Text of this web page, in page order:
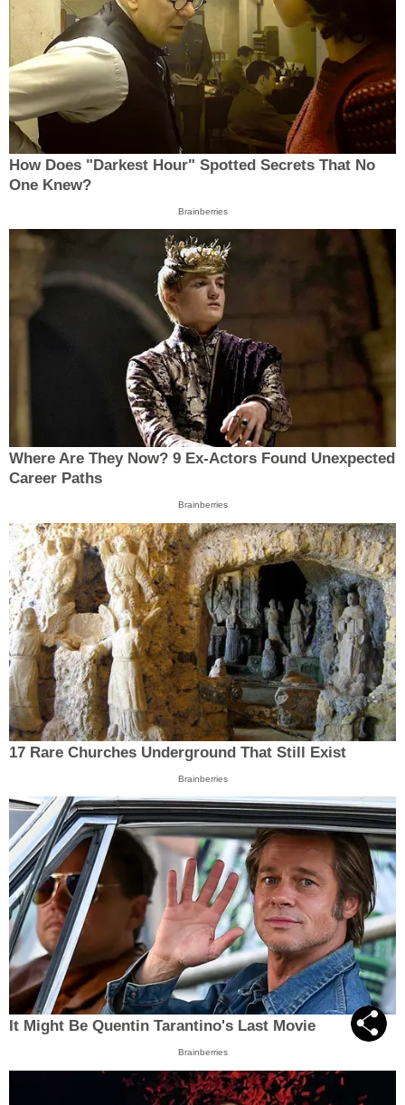
How Does "Darkest Hour" Spotted Secrets That No
One Knew?
Brainberries
Where Are They Now? 9 Ex-Actors Found Unexpected
Career Paths
Brainberries
17 Rare Churches Underground That Still Exist
Brainberries
It Might Be Quentin Tarantino's Last Movie
Brainberries